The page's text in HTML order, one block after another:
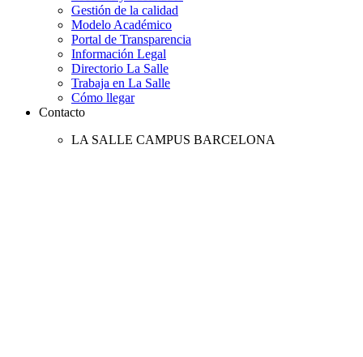
Gestión de la calidad
Modelo Académico
Portal de Transparencia
Información Legal
Directorio La Salle
Trabaja en La Salle
Cómo llegar
Contacto
LA SALLE CAMPUS BARCELONA